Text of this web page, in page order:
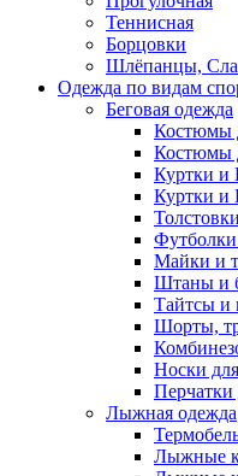
Теннисная
Борцовки
Шлёпанцы,
Одежда по видам
Беговая одежда
Костюмы
Костюмы
Куртки и
Куртки и
Майки и
Штаны и
Тайтсы и
Шорты,
Носки
Перчатки
Лыжная одежда
Лыжные